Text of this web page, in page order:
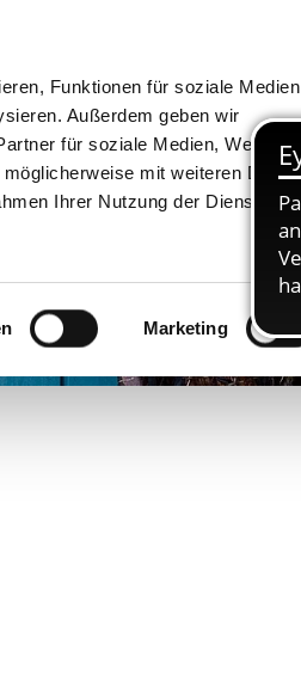
Funktionen für soziale Medien
Außerdem geben wir
für soziale Medien, Werbung
mit weiteren Daten
Ihrer Nutzung der Dienste
Marketing